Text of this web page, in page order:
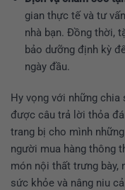
gian thực tế và tư
nhà bạn. Đồng thời,
bảo dưỡng định kỳ
ngày đầu.
Hy vọng với những chia
được câu trả lời thỏa
trang bị cho mình
người mua hàng thông
món nội thất trưng
sức khỏe và nâng niu